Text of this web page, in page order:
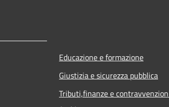
Educazione e formazione
Giustizia e sicurezza pubblica
Tributi,finanze e